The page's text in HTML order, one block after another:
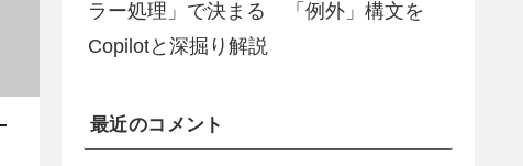
ラー処理」で決まる 「例外」構文を
Copilotと深掘り解説
最近のコメント